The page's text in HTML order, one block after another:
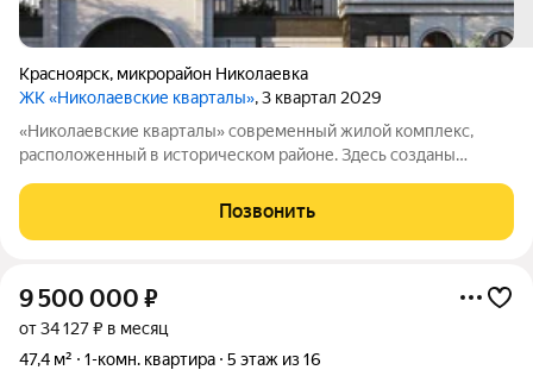
Красноярск, микрорайон Николаевка
ЖК «Николаевские кварталы», 3 квартал 2029
«Николаевские кварталы» современный жилой комплекс,
расположенный в историческом районе. Здесь созданы
посторонних, работает система видеонаблюдения и контроль
доступа. Интерьеры выполнены по авторским
Позвонить
9 500 000 ₽
от 34 127 ₽ в месяц
47,4 м²
1-комн. квартира 5 этаж из 16